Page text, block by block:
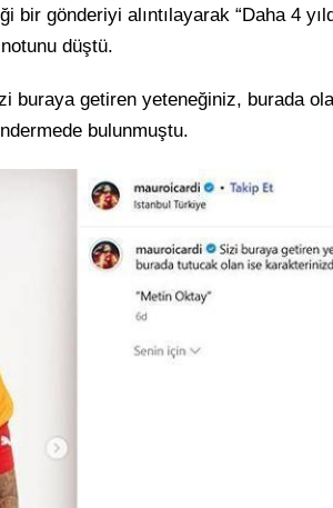
gönderiyi alıntılayarak “Daha 4
düştü.
buraya getiren yeteneğiniz, burada
bulunmuştu.